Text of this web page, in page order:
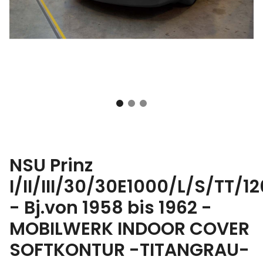
NSU Prinz
I/II/III/30/30E1000/L/S/TT/
- Bj.von 1958 bis 1962 -
MOBILWERK INDOOR COVER
SOFTKONTUR -TITANGRAU-